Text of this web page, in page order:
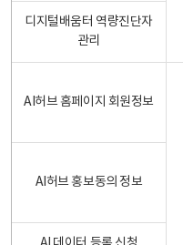
디지털배움터 역량진단자
관리
AI허브 홈페이지 회원정보
AI허브 홍보동의 정보